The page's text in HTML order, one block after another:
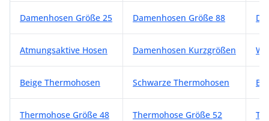
Damenhosen Größe 25 Damenhosen Größe 88
Atmungsaktive Hosen Damenhosen Kurzgrößen
Beige Thermohosen Schwarze Thermohosen
Thermohose Größe 48 Thermohose Größe 52